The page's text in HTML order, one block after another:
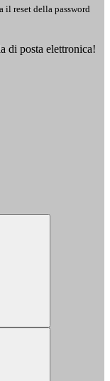
il reset della password
di posta elettronica!